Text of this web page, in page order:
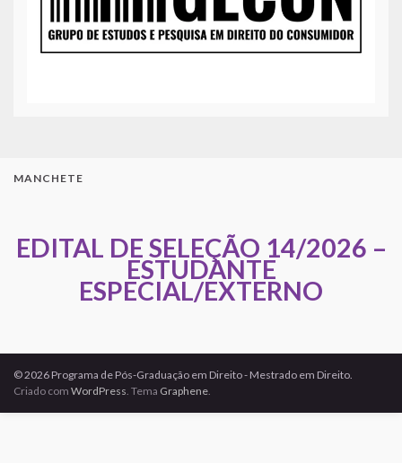
MANCHETE
EDITAL DE SELEÇÃO 14/2026 –
ESTUDANTE
ESPECIAL/EXTERNO
© 2026 Programa de Pós-Graduação em Direito - Mestrado em Direito.
Criado com WordPress. Tema Graphene.